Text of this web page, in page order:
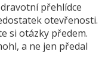
přehlídce
otevřenosti.
si otázky předem.
a ne jen předal